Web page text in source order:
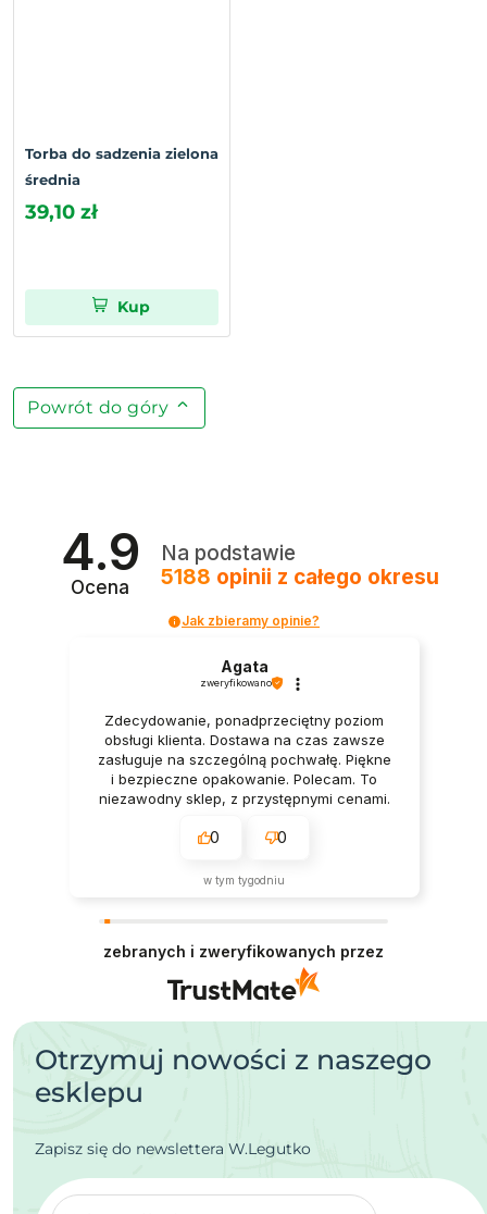
Torba do sadzenia zielona
średnia
39,10 zł
Kup
Powrót do góry
4.9
Ocena
Na podstawie
5188 opinii z całego okresu
Jak zbieramy opinie?
Agata
zweryfikowano
Zdecydowanie, ponadprzeciętny poziom
obsługi klienta. Dostawa na czas zawsze
zasługuje na szczególną pochwałę. Piękne
i bezpieczne opakowanie. Polecam. To
niezawodny sklep, z przystępnymi cenami.
0 0
w tym tygodniu
zebranych i zweryfikowanych przez
Otrzymuj nowości z naszego
esklepu
Zapisz się do newslettera W.Legutko